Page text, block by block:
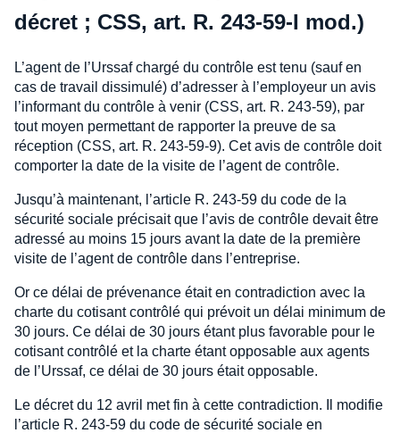
décret ; CSS, art. R. 243-59-I mod.)
L’agent de l’Urssaf chargé du contrôle est tenu (sauf en
cas de travail dissimulé) d’adresser à l’employeur un avis
l’informant du contrôle à venir (CSS, art. R. 243-59), par
tout moyen permettant de rapporter la preuve de sa
réception (CSS, art. R. 243-59-9). Cet avis de contrôle doit
comporter la date de la visite de l’agent de contrôle.
Jusqu’à maintenant, l’article R. 243-59 du code de la
sécurité sociale précisait que l’avis de contrôle devait être
adressé au moins 15 jours avant la date de la première
visite de l’agent de contrôle dans l’entreprise.
Or ce délai de prévenance était en contradiction avec la
charte du cotisant contrôlé qui prévoit un délai minimum de
30 jours. Ce délai de 30 jours étant plus favorable pour le
cotisant contrôlé et la charte étant opposable aux agents
de l’Urssaf, ce délai de 30 jours était opposable.
Le décret du 12 avril met fin à cette contradiction. Il modifie
l’article R. 243-59 du code de sécurité sociale en